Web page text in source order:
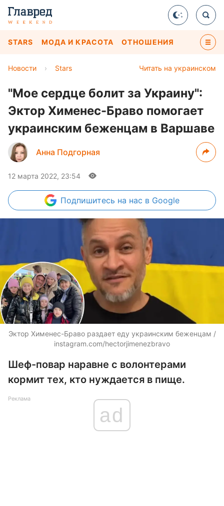
STARS МОДА И КРАСОТА ОТНОШЕНИЯ
Читать на украинском
Новости › Stars
"Мое сердце болит за Украину":
Эктор Хименес-Браво помогает
украинским беженцам в Варшаве
Анна Подгорная
12 марта 2022, 23:54
Подпишитесь на нас в Google
Эктор Хименес-Браво раздает еду украинским беженцам /
instagram.com/hectorjimenezbravo
Шеф-повар наравне с волонтерами
кормит тех, кто нуждается в пище.
Реклама
ad